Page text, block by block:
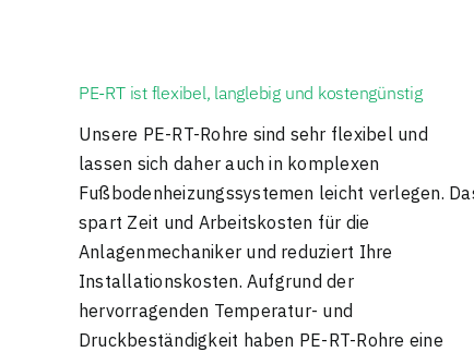
PE-RT ist flexibel, langlebig und kostengünstig
Unsere PE-RT-Rohre sind sehr flexibel und
lassen sich daher auch in komplexen
Fußbodenheizungssystemen leicht verlegen.
spart Zeit und Arbeitskosten für die
Anlagenmechaniker und reduziert Ihre
Installationskosten. Aufgrund der
hervorragenden Temperatur- und
Druckbeständigkeit haben PE-RT-Rohre eine